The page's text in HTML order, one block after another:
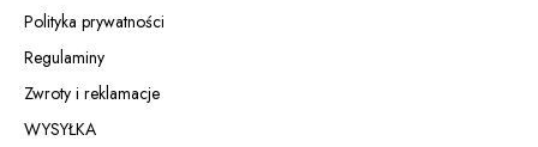
Polityka prywatności
Regulaminy
Zwroty i reklamacje
WYSYŁKA